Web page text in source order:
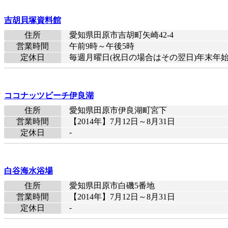
吉胡貝塚資料館
住所
愛知県田原市吉胡町矢崎42-4
営業時間
午前9時～午後5時
定休日
毎週月曜日(祝日の場合はその翌日)年末年
ココナッツビーチ伊良湖
住所
愛知県田原市伊良湖町宮下
営業時間
【2014年】7月12日～8月31日
定休日
-
白谷海水浴場
住所
愛知県田原市白磯5番地
営業時間
【2014年】7月12日～8月31日
定休日
-